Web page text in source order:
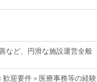
など、円滑な施設運営全般
迎要件＞医療事務等の経験